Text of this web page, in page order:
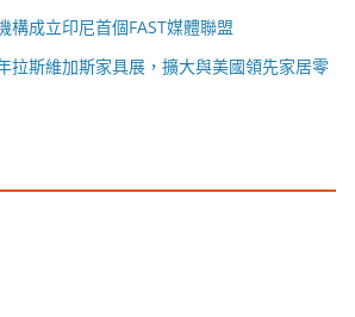
構成立印尼首個FAST媒體聯盟
斯維加斯家具展，擴大與美國領先家居零